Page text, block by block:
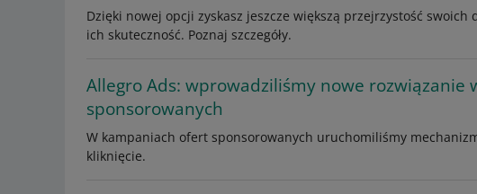
Dzięki nowej opcji zyskasz jeszcze większą przejrzystość
ich skuteczność. Poznaj szczegóły.
Allegro Ads: wprowadziliśmy nowe rozwiązanie
sponsorowanych
W kampaniach ofert sponsorowanych uruchomiliśmy
kliknięcie.